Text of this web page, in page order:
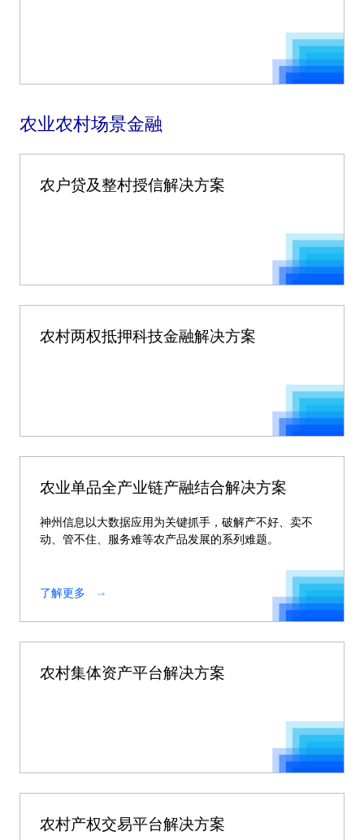
农业农村场景金融
农户贷及整村授信解决方案
农村两权抵押科技金融解决方案
农业单品全产业链产融结合解决方案
神州信息以大数据应用为关键抓手，破解产不好、卖不
动、管不住、服务难等农产品发展的系列难题。
了解更多
农村集体资产平台解决方案
农村产权交易平台解决方案